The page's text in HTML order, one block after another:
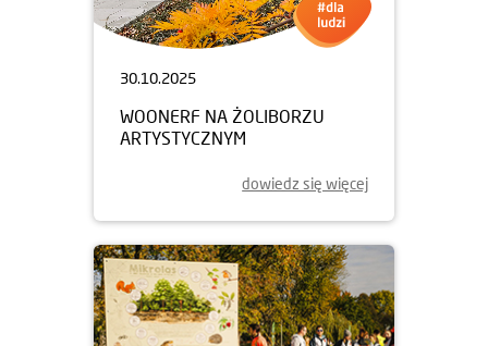
30.10.2025
WOONERF NA ŻOLIBORZU
ARTYSTYCZNYM
dowiedz się więcej